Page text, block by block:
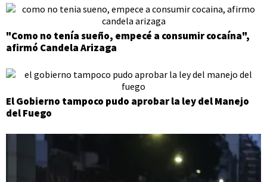
"Como no tenía sueño, empecé a consumir cocaína",
afirmó Candela Arizaga
El Gobierno tampoco pudo aprobar la ley del Manejo
del Fuego